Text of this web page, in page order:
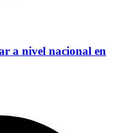
a nivel nacional en